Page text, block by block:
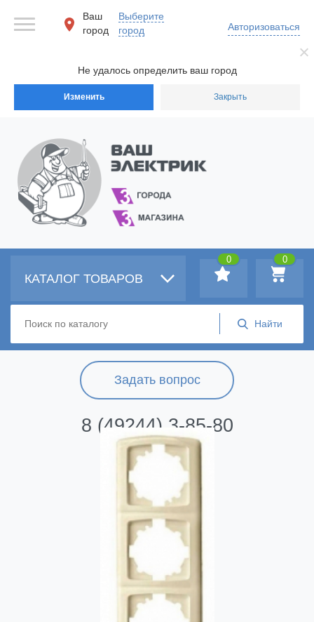
Не удалось определить ваш город
Изменить Закрыть
Ваш
город
Выберите
город
Авторизоваться
Задать вопрос
8 (49244) 3-85-80
КАТАЛОГ ТОВАРОВ
0
0